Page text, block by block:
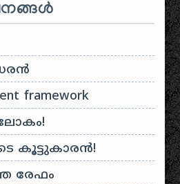
framework
കൂട്ടുകാരൻ!
രേഫം